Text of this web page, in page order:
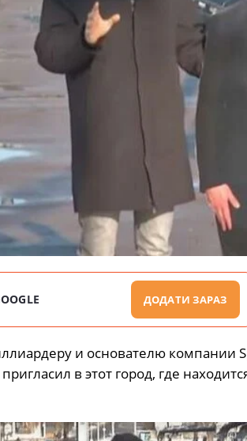
ДОДАТИ ЗАРАЗ
и основателю компании
в этот город, где